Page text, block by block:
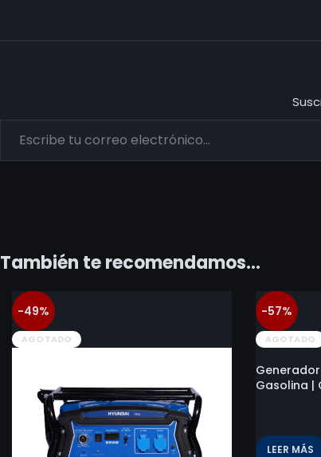
También te recomendamos…
-49%
AGOTADO
-57%
AGOTADO
Gasolina |
LEER MÁS